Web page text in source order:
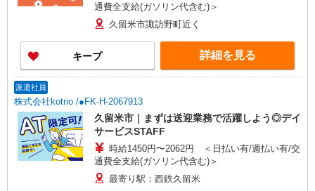
通費全支給(ガソリン代含む)＞
久留米市諏訪野町近く
キープ 詳細を見る
派遣社員
株式会社kotrio /●FK-H-2067913
久留米市｜まずは送迎業務で活躍しよう◎デイ
サービスSTAFF
時給1450円〜2062円 ＜日払い有/週払い有/交
通費全支給(ガソリン代含む)＞
最寄り駅：西鉄久留米